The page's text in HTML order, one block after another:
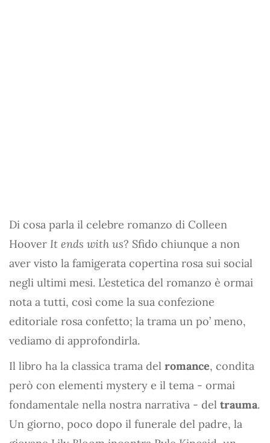
Di cosa parla il celebre romanzo di Colleen
Hoover It ends with us? Sfido chiunque a non
aver visto la famigerata copertina rosa sui social
negli ultimi mesi. L’estetica del romanzo è ormai
nota a tutti, così come la sua confezione
editoriale rosa confetto; la trama un po’ meno,
vediamo di approfondirla.
Il libro ha la classica trama del romance, condita
però con elementi mystery e il tema - ormai
fondamentale nella nostra narrativa - del trauma.
Un giorno, poco dopo il funerale del padre, la